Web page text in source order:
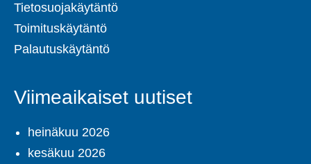
Tietosuojakäytäntö
Toimituskäytäntö
Palautuskäytäntö
Viimeaikaiset uutiset
heinäkuu 2026
kesäkuu 2026